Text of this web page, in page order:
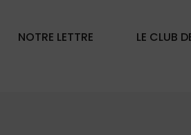
NOTRE LETTRE LE CLUB